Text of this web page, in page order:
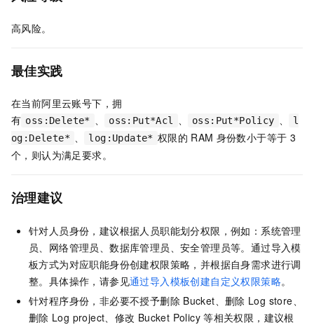
高风险。
最佳实践
在当前阿里云账号下，拥
有 oss:Delete* 、 oss:Put*Acl 、 oss:Put*Policy 、
l
og:Delete* 、 log:Update* 权限的 RAM 身份数小于等于 3
个，则认为满足要求。
治理建议
针对人员身份，建议根据人员职能划分权限，例如：系统管理
员、网络管理员、数据库管理员、安全管理员等。通过导入模
板方式为对应职能身份创建权限策略，并根据自身需求进行调
整。具体操作，请参见通过导入模板创建自定义权限策略。
针对程序身份，非必要不授予删除 Bucket、删除 Log store、
删除 Log project、修改 Bucket Policy 等相关权限，建议根